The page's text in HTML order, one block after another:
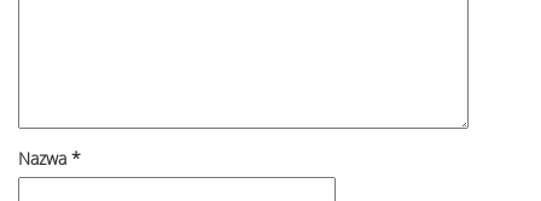
Nazwa *